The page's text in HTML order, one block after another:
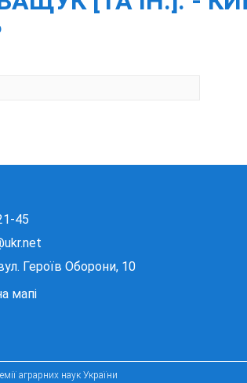
45
Героїв Оборони, 10
мапі
аграрних наук України